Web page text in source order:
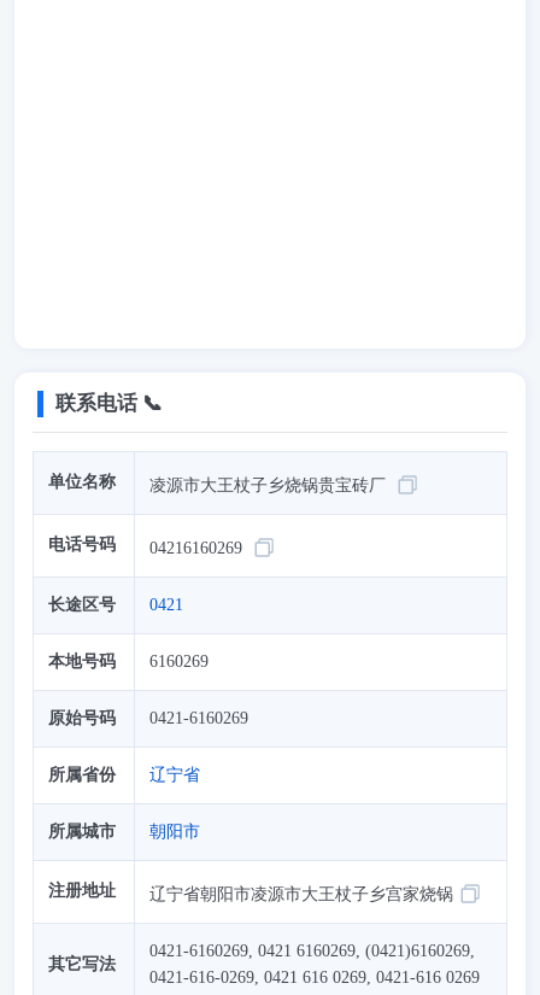
联系电话 📞
单位名称 凌源市大王杖子乡烧锅贵宝砖厂
电话号码 04216160269
长途区号 0421
本地号码 6160269
原始号码 0421-6160269
所属省份 辽宁省
所属城市 朝阳市
注册地址 辽宁省朝阳市凌源市大王杖子乡宫家烧锅
其它写法
0421-6160269, 0421 6160269, (0421)6160269,
0421-616-0269, 0421 616 0269, 0421-616 0269